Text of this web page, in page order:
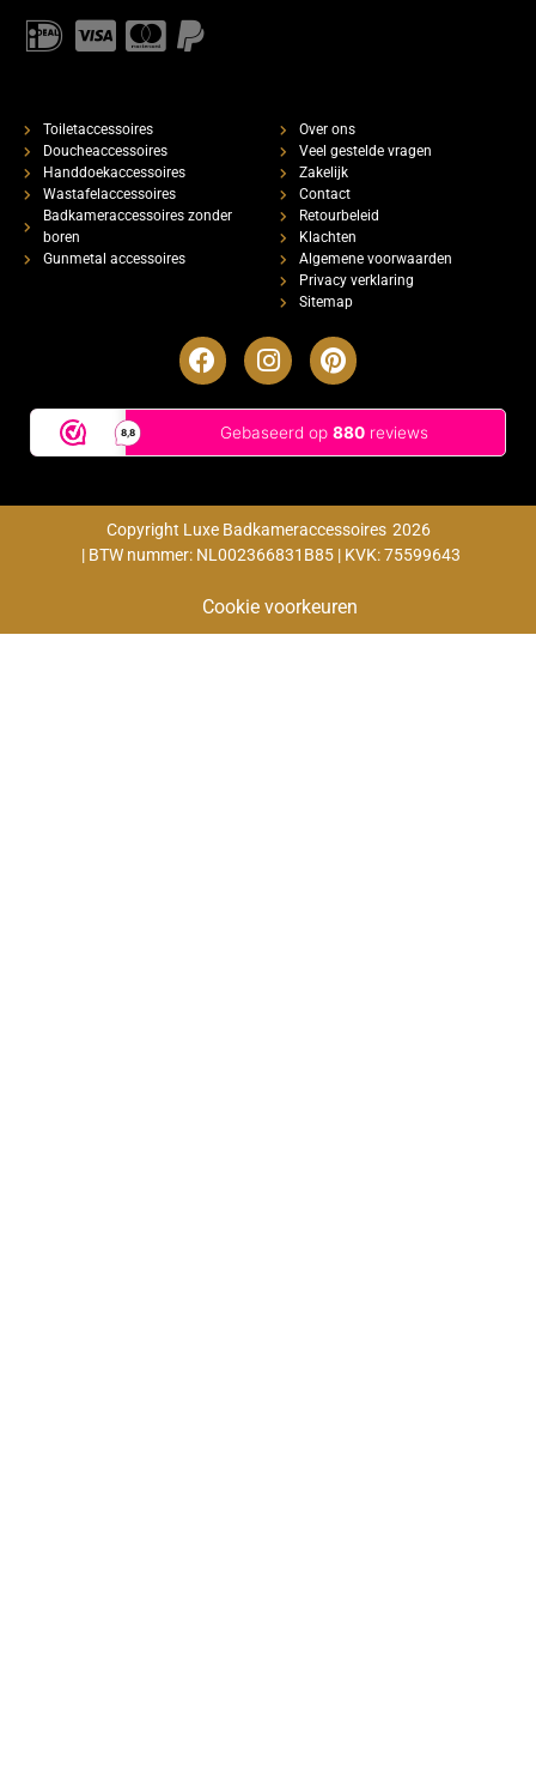
Toiletaccessoires
Doucheaccessoires
Handdoekaccessoires
Wastafelaccessoires
Badkameraccessoires zonder
boren
Gunmetal accessoires
Over ons
Veel gestelde vragen
Zakelijk
Contact
Retourbeleid
Klachten
Algemene voorwaarden
Privacy verklaring
Sitemap
Copyright Luxe Badkameraccessoires 2026
| BTW nummer: NL002366831B85 | KVK: 75599643
Cookie voorkeuren